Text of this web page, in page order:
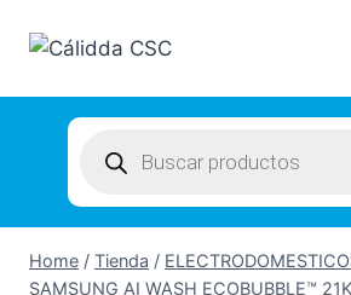
search
Home / Tienda /
SAMSUNG AI WASH ECOBUBBLE™